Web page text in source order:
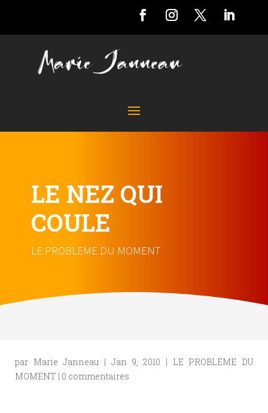
LE NEZ QUI
COULE
LE PROBLEME DU MOMENT
par Marie Janneau | Jan 9, 2010 | LE PROBLEME DU
MOMENT | 0 commentaires